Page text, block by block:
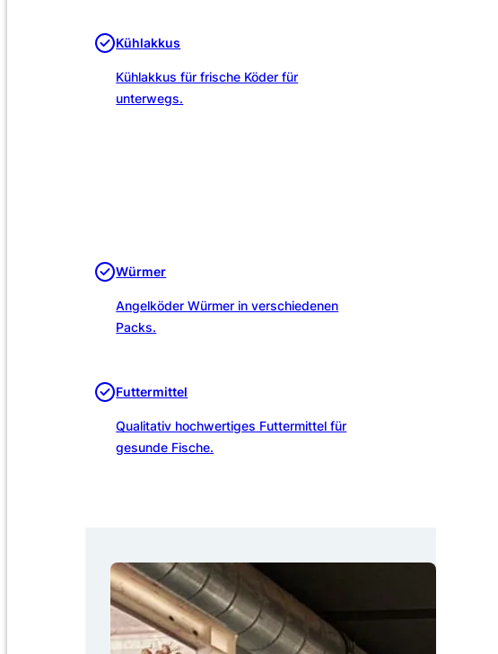
Kühlakkus
Kühlakkus für frische Köder für
unterwegs.
Würmer
Angelköder Würmer in verschiedenen
Packs.
Futtermittel
Qualitativ hochwertiges Futtermittel für
gesunde Fische.